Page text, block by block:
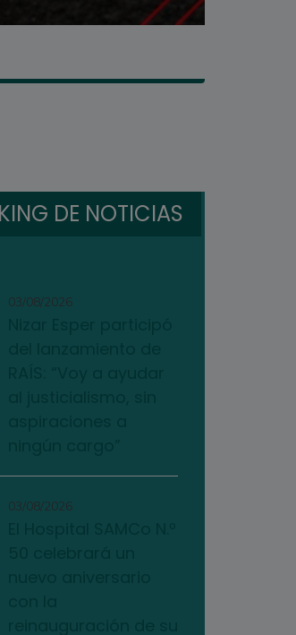
DE NOTICIAS
03/08/2026
03/08/2026